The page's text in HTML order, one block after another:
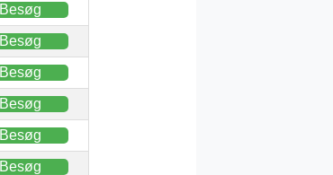
Besøg
Besøg
Besøg
Besøg
Besøg
Besøg